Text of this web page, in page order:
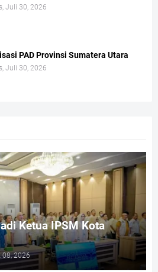
Juli 30, 2026
PAD Provinsi Sumatera Utara
Juli 30, 2026
Ketua IPSM Kota
08, 2026